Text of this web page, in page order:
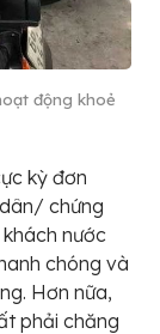
động khoẻ
kỳ đơn
chứng
nước
chóng và
Hơn nữa,
phải chăng